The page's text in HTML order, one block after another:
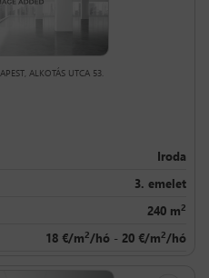
ALKOTÁS UTCA 53.
Iroda
3. emelet
240 m2
18 €/m2/hó - 20 €/m2/hó